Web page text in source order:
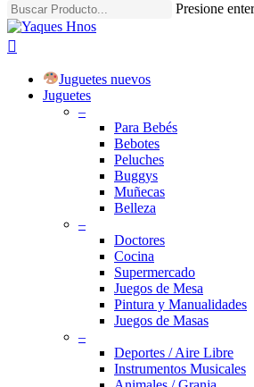
Presione
Close
Search
Juguetes nuevos
Juguetes
–
Para Bebés
Bebotes
Peluches
Buggys
Muñecas
Belleza
–
Doctores
Cocina
Supermercado
Juegos de Mesa
Pintura y Manualidades
Juegos de Masas
–
Deportes / Aire Libre
Instrumentos Musicales